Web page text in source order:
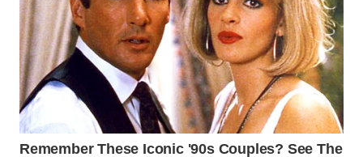
WN
PURWAKARTA
WN
PRIANGAN
WN